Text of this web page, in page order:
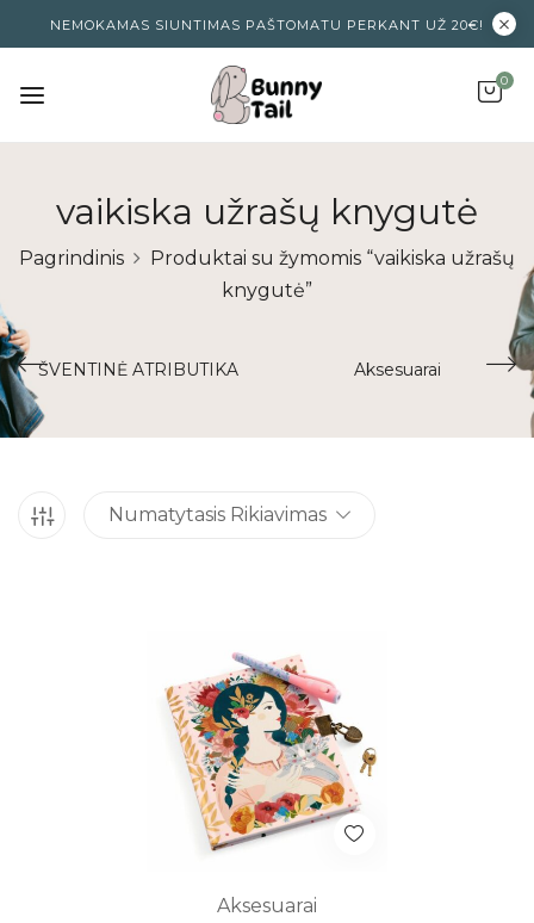
NEMOKAMAS SIUNTIMAS PAŠTOMATU PERKANT UŽ 20€!
0
vaikiska užrašų knygutė
Pagrindinis
Produktai su žymomis “vaikiska užrašų
knygutė”
ŠVENTINĖ ATRIBUTIKA Aksesuarai
Numatytasis Rikiavimas
Aksesuarai